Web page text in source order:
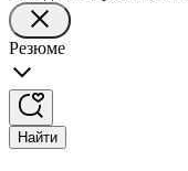
Резюме
Найти